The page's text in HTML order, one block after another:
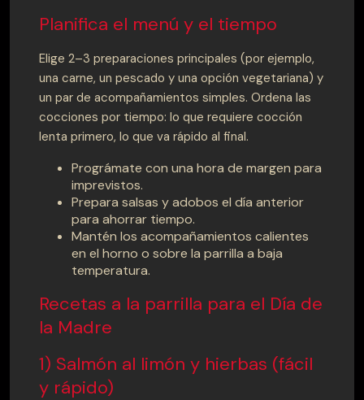
Planifica el menú y el tiempo
Elige 2–3 preparaciones principales (por ejemplo,
una carne, un pescado y una opción vegetariana) y
un par de acompañamientos simples. Ordena las
cocciones por tiempo: lo que requiere cocción
lenta primero, lo que va rápido al final.
Prográmate con una hora de margen para
imprevistos.
Prepara salsas y adobos el día anterior
para ahorrar tiempo.
Mantén los acompañamientos calientes
en el horno o sobre la parrilla a baja
temperatura.
Recetas a la parrilla para el Día de
la Madre
1) Salmón al limón y hierbas (fácil
y rápido)